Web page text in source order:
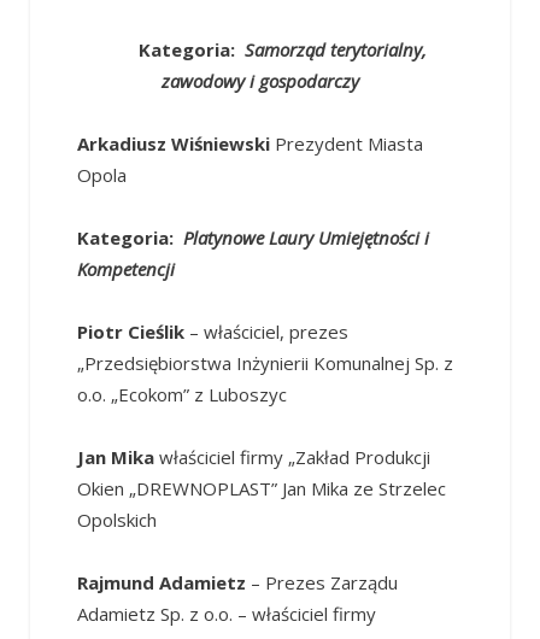
Kategoria: Samorząd terytorialny,
zawodowy i gospodarczy
Arkadiusz Wiśniewski Prezydent Miasta
Opola
Kategoria: Platynowe Laury Umiejętności i
Kompetencji
Piotr Cieślik– właściciel, prezes
„Przedsiębiorstwa Inżynierii Komunalnej Sp. z
o.o. „Ecokom” z Luboszyc
Jan Mika właściciel firmy „Zakład Produkcji
Okien „DREWNOPLAST” Jan Mika ze Strzelec
Opolskich
Rajmund Adamietz – Prezes Zarządu
Adamietz Sp. z o.o. – właściciel firmy